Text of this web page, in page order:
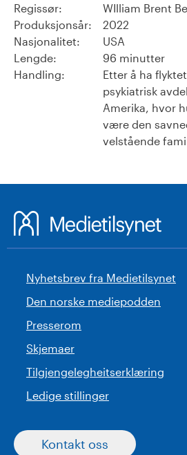
Regissør:
WIlliam Brent
Produksjonsår:
2022
Nasjonalitet:
USA
Lengde:
96 minutter
Handling:
Etter å ha
psykiatrisk
Amerika, hvor
være den
velstående
Nyhetsbrev fra Medietilsynet
Den norske mediepodden
Presserom
Skjemaer
Tilgjengelegheitserklæring
Ledige stillinger
Kontakt oss